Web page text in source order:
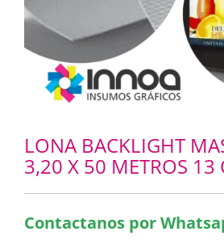
LONA BACKLIGHT
3,20 X 50 METROS 13
Contactanos por